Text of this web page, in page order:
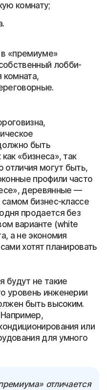
комнату;
в «премиуме»
лобби-
комната,
быть
«бизнеса», так
отличия могут быть,
профили часто
деревянные —
бизнес-классе
продается без
варианте (white
а не экономия
хотят планировать
будут не такие
уровень инженерии
быть высоким.
Например,
или
для умного
отличается